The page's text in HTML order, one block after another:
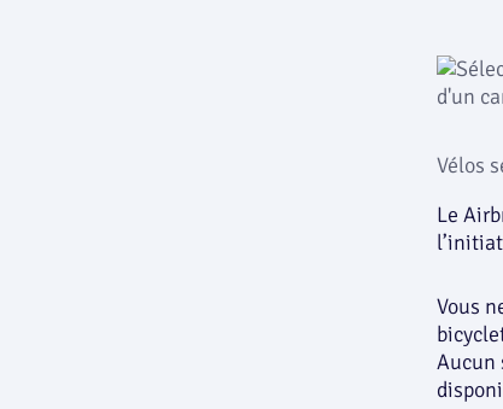
Vélos
Le
Vous
Aucun